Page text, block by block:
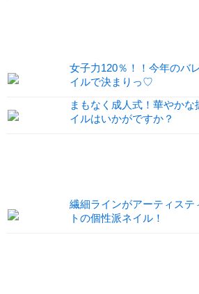
女子力120％！！今年のバ
イルで決まりっ♡
まもなく成人式！華やか
イルはいかがですか？
繊細ラインがアーティステ
トの個性派ネイル！